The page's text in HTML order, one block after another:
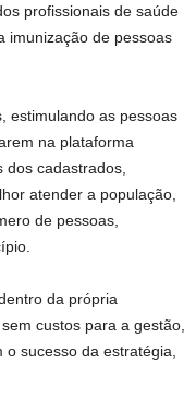
profissionais de saúde
imunização de pessoas
estimulando as pessoas
na plataforma
cadastrados,
atender a população,
de pessoas,
da própria
custos para a gestão,
sucesso da estratégia,